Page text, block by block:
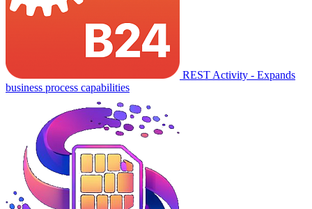
REST Activity - Expands
business process capabilities